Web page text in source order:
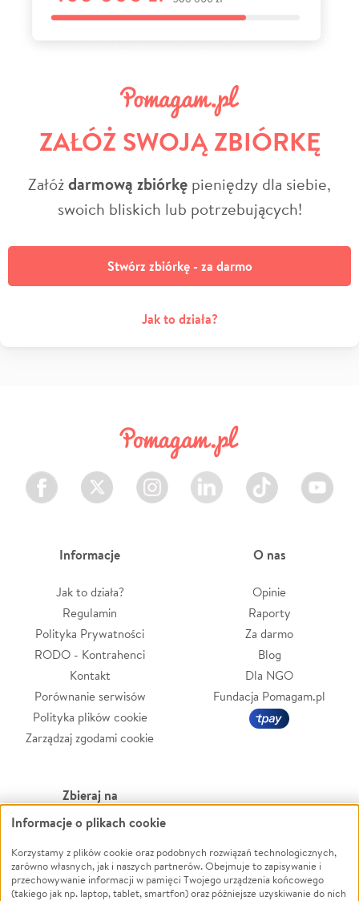
ZAŁÓŻ SWOJĄ ZBIÓRKĘ
Załóżdarmową zbiórkę pieniędzy dla siebie,
swoich bliskich lub potrzebujących!
Stwórz zbiórkę - za darmo
Jak to działa?
Facebook Twitter Instagram LinkedIn TikTok Youtube
Informacje
Jak to działa?
Regulamin
Polityka Prywatności
RODO - Kontrahenci
Kontakt
Porównanie serwisów
Polityka plików cookie
Zarządzaj zgodami cookie
O nas
Opinie
Raporty
Za darmo
Blog
Dla NGO
Fundacja Pomagam.pl
Zbieraj na
Leczenie
Zwierzęta
Pożar
Ukraina
Powódź
Wichura
NGO
Informacje o plikach cookie
Korzystamy z plików cookie oraz podobnych rozwiązań technologicznych,
zarówno własnych, jak i naszych partnerów. Obejmuje to zapisywanie i
przechowywanie informacji w pamięci Twojego urządzenia końcowego
(takiego jak np. laptop, tablet, smartfon) oraz późniejsze uzyskiwanie do nich